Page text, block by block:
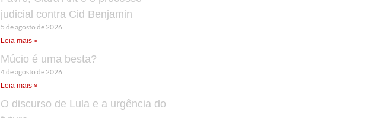
judicial contra Cid Benjamin
5 de agosto de 2026
Leia mais »
Múcio é uma besta?
4 de agosto de 2026
Leia mais »
O discurso de Lula e a urgência do